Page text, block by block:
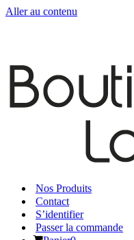
Aller au contenu
Nos Produits
Contact
S’identifier
Passer la commande